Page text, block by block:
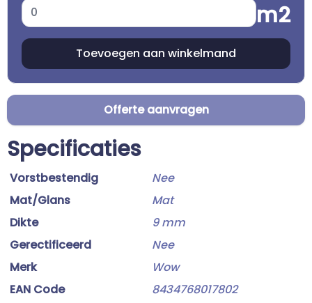
m2
Offerte aanvragen
Specificaties
Vorstbestendig
Nee
Mat/Glans
Mat
Dikte
9 mm
Gerectificeerd
Nee
Merk
Wow
EAN Code
8434768017802